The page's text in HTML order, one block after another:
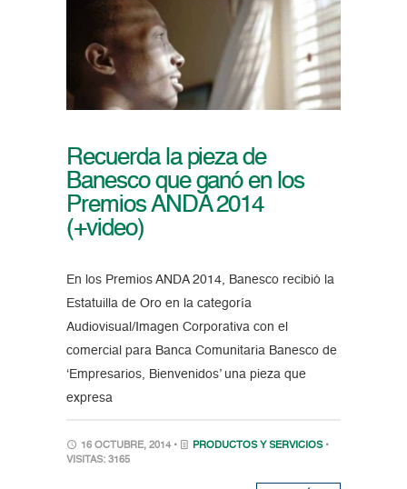
Recuerda la pieza de
Banesco que ganó en los
Premios ANDA 2014
(+video)
En los Premios ANDA 2014, Banesco recibió la
Estatuilla de Oro en la categoría
Audiovisual/Imagen Corporativa con el
comercial para Banca Comunitaria Banesco de
‘Empresarios, Bienvenidos’ una pieza que
expresa
16 OCTUBRE, 2014 • PRODUCTOS Y SERVICIOS •
VISITAS: 3165